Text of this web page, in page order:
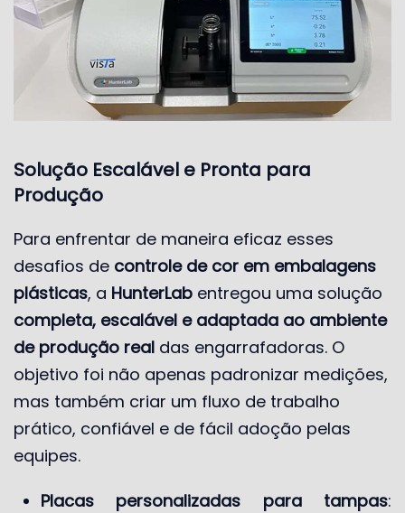
Solução Escalável e Pronta para
Produção
Para enfrentar de maneira eficaz esses
desafios de controle de cor em embalagens
plásticas, a HunterLab entregou uma solução
completa, escalável e adaptada ao ambiente
de produção real das engarrafadoras. O
objetivo foi não apenas padronizar medições,
mas também criar um fluxo de trabalho
prático, confiável e de fácil adoção pelas
equipes.
Placas personalizadas para tampas: